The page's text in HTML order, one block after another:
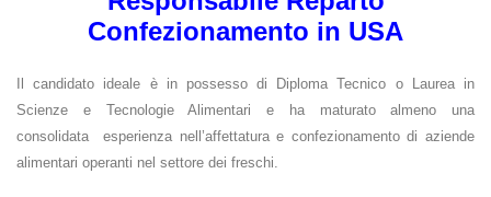
Confezionamento in USA
Il candidato ideale è in possesso di Diploma Tecnico o Laurea in
Scienze e Tecnologie Alimentari e ha maturato almeno una
consolidata esperienza nell’affettatura e confezionamento di aziende
alimentari operanti nel settore dei freschi.